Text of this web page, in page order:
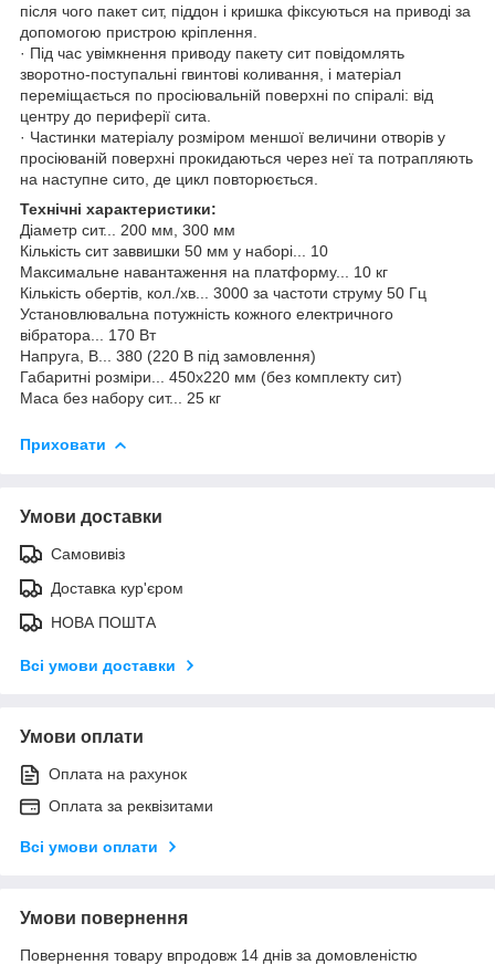
після чого пакет сит, піддон і кришка фіксуються на приводі за
допомогою пристрою кріплення.
· Під час увімкнення приводу пакету сит повідомлять
зворотно-поступальні гвинтові коливання, і матеріал
переміщається по просіювальній поверхні по спіралі: від
центру до периферії сита.
· Частинки матеріалу розміром меншої величини отворів у
просіюваній поверхні прокидаються через неї та потрапляють
на наступне сито, де цикл повторюється.
Технічні характеристики:
Діаметр сит... 200 мм, 300 мм
Кількість сит заввишки 50 мм у наборі... 10
Максимальне навантаження на платформу... 10 кг
Кількість обертів, кол./хв... 3000 за частоти струму 50 Гц
Установлювальна потужність кожного електричного
вібратора... 170 Вт
Напруга, В... 380 (220 В під замовлення)
Габаритні розміри... 450х220 мм (без комплекту сит)
Маса без набору сит... 25 кг
Приховати
Умови доставки
Самовивіз
Доставка кур'єром
НОВА ПОШТА
Всі умови доставки
Умови оплати
Оплата на рахунок
Оплата за реквізитами
Всі умови оплати
Умови повернення
Повернення товару впродовж 14 днів за домовленістю